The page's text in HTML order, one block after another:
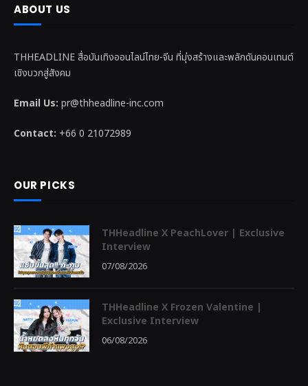
ABOUT US
THHEADLINE สื่อบันเทิงออนไลน์ไทย-จีน ที่มุ่งสร้างและพลักดันคอนเทนต์
เชิงบวกสู่สังคม
Email Us: pr@thheadline-inc.com
Contact: +66 0 21072989
OUR PICKS
THHeadline X PeachLover | Exclusive
Interview
07/08/2026
THHeadline X Frozen Valentine |
Exclusive Interview
06/08/2026